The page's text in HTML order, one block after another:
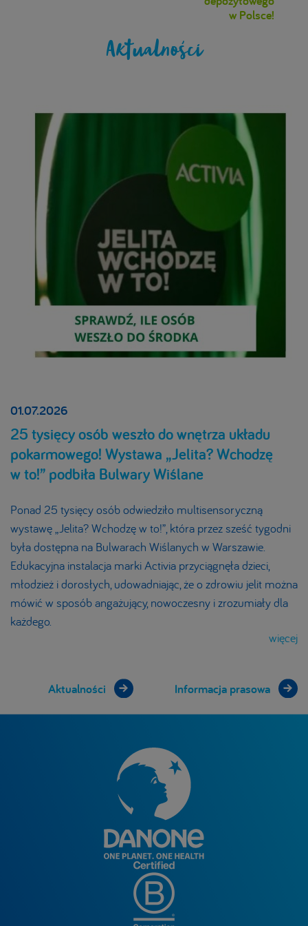
w Polsce!
Aktualności
01.07.2026
25 tysięcy osób weszło do wnętrza układu
pokarmowego! Wystawa „Jelita? Wchodzę
w to!” podbiła Bulwary Wiślane
Ponad 25 tysięcy osób odwiedziło multisensoryczną
wystawę „Jelita? Wchodzę w to!”, która przez sześć tygodni
była dostępna na Bulwarach Wiślanych w Warszawie.
Edukacyjna instalacja marki Activia przyciągnęła dzieci,
młodzież i dorosłych, udowadniając, że o zdrowiu jelit można
mówić w sposób angażujący, nowoczesny i zrozumiały dla
każdego.
więcej
Aktualności Informacja prasowa